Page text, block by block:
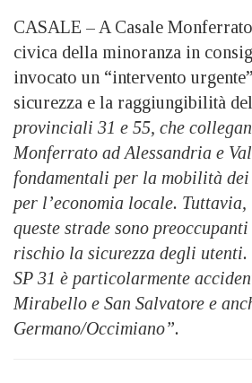
CASALE – A Casale
civica della minoranza in
invocato un “intervento
sicurezza e la raggiungibilità
provinciali 31 e 55, che
Monferrato ad Alessandria e
fondamentali per la mobilità
per l’economia locale.
queste strade sono
rischio la sicurezza degli
SP 31 è particolarmente
Mirabello e San Salvatore e
Germano/Occimiano”.